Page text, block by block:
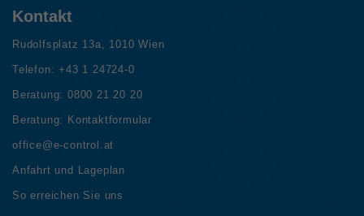
Kontakt
Rudolfsplatz 13a, 1010 Wien
Telefon:+43 1 24724-0
Beratung: 0800 21 20 20
Beratung: Kontaktformular
office@e-control.at
Anfahrt und Lageplan
So erreichen Sie uns